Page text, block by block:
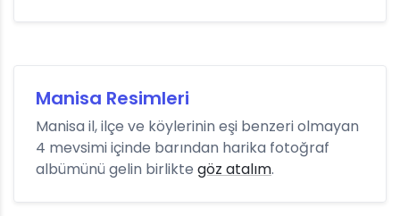
Manisa Resimleri
Manisa il, ilçe ve köylerinin eşi benzeri olmayan
4 mevsimi içinde barından harika fotoğraf
albümünü gelin birlikte göz atalım.